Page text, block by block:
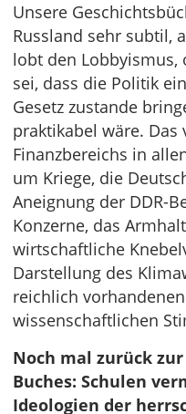
Unsere
Russland sehr subtil,
lobt den Lobbyismus,
sei, dass die Politik
Gesetz zustande
praktikabel wäre. Das
Finanzbereichs in
um Kriege, die
Aneignung der DDR-
Konzerne, das
wirtschaftliche
Darstellung des
reichlich
wissenschaftlichen
Noch mal zurück
Buches: Schulen
Ideologien der